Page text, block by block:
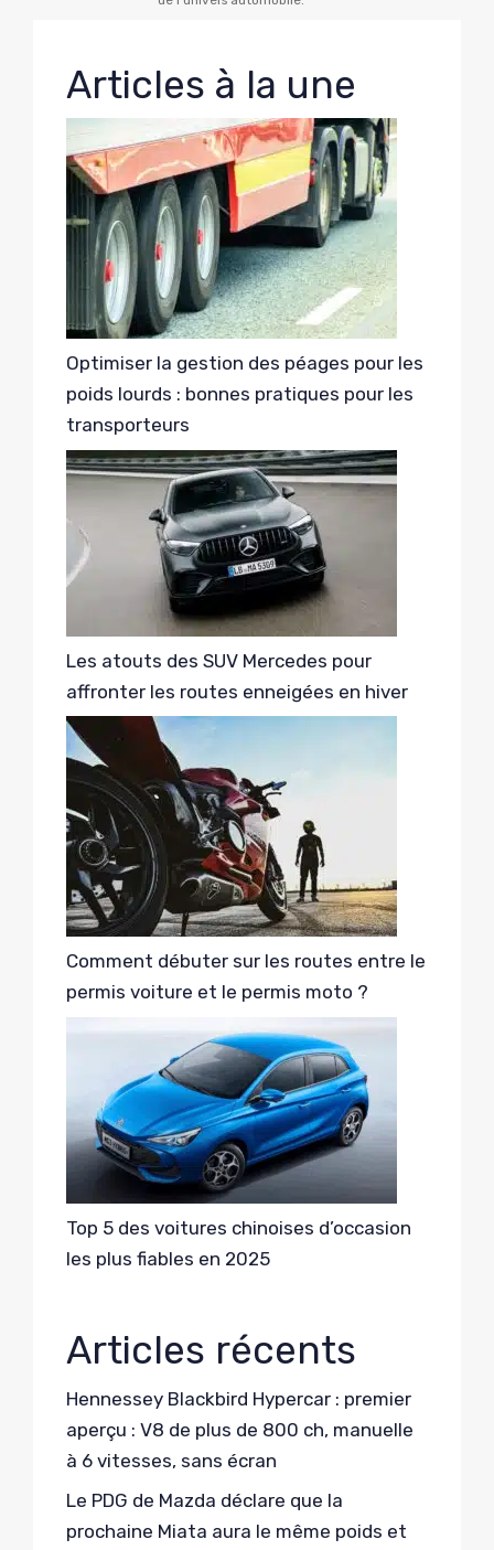
Articles à la une
Optimiser la gestion des péages pour les
poids lourds : bonnes pratiques pour les
transporteurs
Les atouts des SUV Mercedes pour
affronter les routes enneigées en hiver
Comment débuter sur les routes entre le
permis voiture et le permis moto ?
Top 5 des voitures chinoises d’occasion
les plus fiables en 2025
Articles récents
Hennessey Blackbird Hypercar : premier
aperçu : V8 de plus de 800 ch, manuelle
à 6 vitesses, sans écran
Le PDG de Mazda déclare que la
prochaine Miata aura le même poids et